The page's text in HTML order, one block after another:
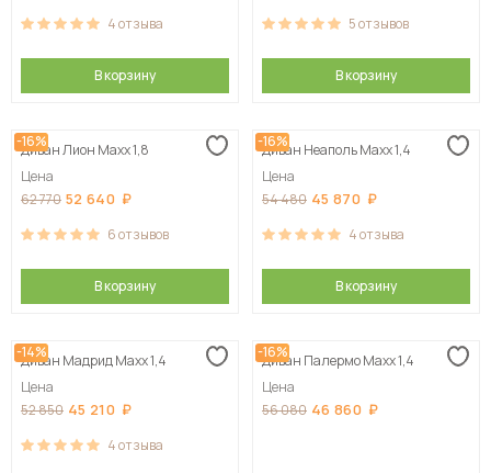
4отзыва
В корзину
5отзывов
В корзину
-16%
Диван Лион Maxx 1,8
Цена
62 770 52 640
6отзывов
В корзину
-16%
Диван Неаполь Maxx 1,4
Цена
54 480 45 870
4отзыва
В корзину
-14%
Диван Мадрид Maxx 1,4
Цена
52 850 45 210
4отзыва
-16%
Диван Палермо Maxx 1,4
Цена
56 080 46 860